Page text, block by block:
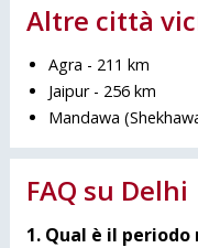
Altre città
Agra - 211 km
Jaipur - 256 km
Mandawa
FAQ su Delhi
1. Qual è il